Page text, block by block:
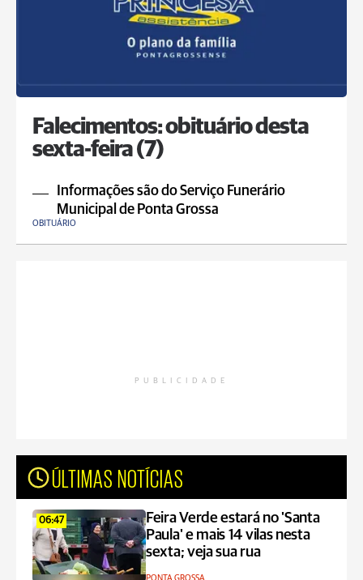
Falecimentos: obituário desta
sexta-feira (7)
Informações são do Serviço Funerário
Municipal de Ponta Grossa
OBITUÁRIO
PUBLICIDADE
ÚLTIMAS NOTÍCIAS
06:47
Feira Verde estará no 'Santa
Paula' e mais 14 vilas nesta
sexta; veja sua rua
PONTA GROSSA